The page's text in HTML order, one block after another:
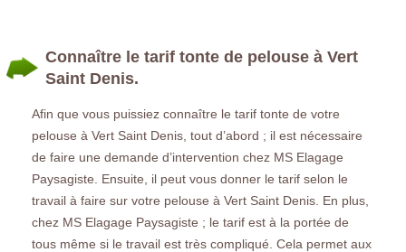
Connaître le tarif tonte de pelouse à Vert
Saint Denis.
Afin que vous puissiez connaître le tarif tonte de votre
pelouse à Vert Saint Denis, tout d’abord ; il est nécessaire
de faire une demande d’intervention chez MS Elagage
Paysagiste. Ensuite, il peut vous donner le tarif selon le
travail à faire sur votre pelouse à Vert Saint Denis. En plus,
chez MS Elagage Paysagiste ; le tarif est à la portée de
tous même si le travail est très compliqué. Cela permet aux